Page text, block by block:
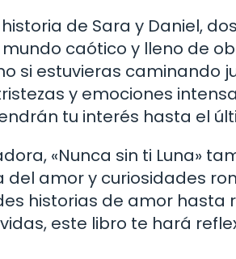
de Sara y Daniel,
caótico y lleno de
si estuvieras caminando
y emociones
tu interés hasta el
«Nunca sin ti Luna»
amor y curiosidades
historias de amor hasta
este libro te hará